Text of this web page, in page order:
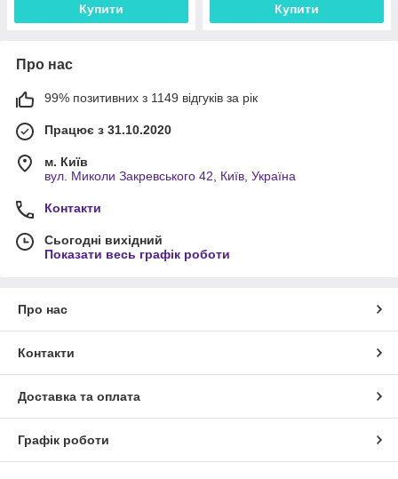
Купити Купити
Про нас
99% позитивних з 1149 відгуків за рік
Працює з 31.10.2020
м. Київ
вул. Миколи Закревського 42, Київ, Україна
Контакти
Сьогодні вихідний
Показати весь графік роботи
Про нас
Контакти
Доставка та оплата
Графік роботи